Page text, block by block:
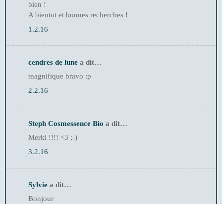
bien !
A bientot et bonnes recherches !
1.2.16
cendres de lune a dit…
magnifique bravo :p
2.2.16
Steph Cosmessence Bio a dit…
Merki !!!! <3 ;-)
3.2.16
Sylvie a dit…
Bonjour